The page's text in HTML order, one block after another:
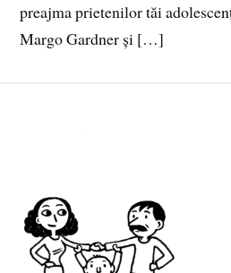
preajma prietenilor tăi
Margo Gardner și […]